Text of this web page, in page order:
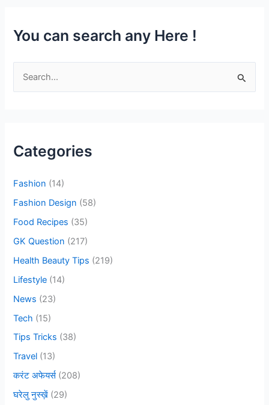
You can search any Here !
h
r
:
Categories
Fashion (14)
Fashion Design (58)
Food Recipes (35)
GK Question (217)
Health Beauty Tips (219)
Lifestyle (14)
News (23)
Tech (15)
Tips Tricks (38)
Travel (13)
करंट अफेयर्स(208)
घरेलु नुस्ख़ें (29)